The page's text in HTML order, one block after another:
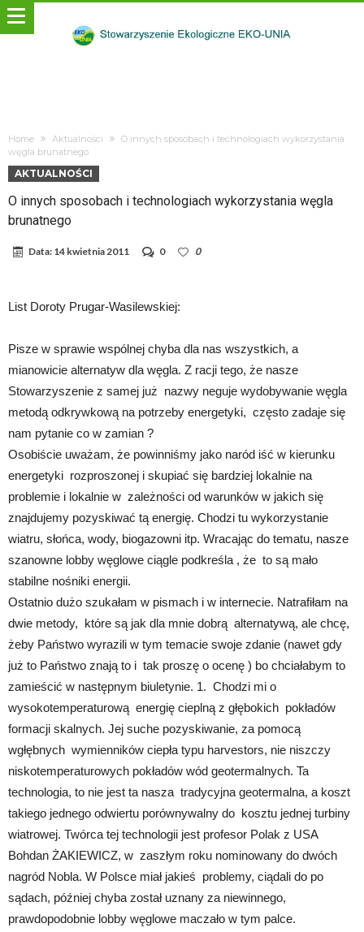
Home Aktualności
O innych sposobach i technologiach wykorzystania
węgla brunatnego
AKTUALNOŚCI
O innych sposobach i technologiach wykorzystania węgla
brunatnego
Data: 14 kwietnia 2011 0 0
List Doroty Prugar-Wasilewskiej:
Pisze w sprawie wspólnej chyba dla nas wszystkich, a
mianowicie alternatyw dla węgla. Z racji tego, że nasze
Stowarzyszenie z samej już nazwy neguje wydobywanie węgla
metodą odkrywkową na potrzeby energetyki, często zadaje się
nam pytanie co w zamian ?
Osobiście uważam, że powinniśmy jako naród iść w kierunku
energetyki rozproszonej i skupiać się bardziej lokalnie na
problemie i lokalnie w zależności od warunków w jakich się
znajdujemy pozyskiwać tą energię. Chodzi tu wykorzystanie
wiatru, słońca, wody, biogazowni itp. Wracając do tematu, nasze
szanowne lobby węglowe ciągle podkreśla , że to są mało
stabilne nośniki energii.
Ostatnio dużo szukałam w pismach i w internecie. Natrafiłam na
dwie metody, które są jak dla mnie dobrą alternatywą, ale chcę,
żeby Państwo wyrazili w tym temacie swoje zdanie (nawet gdy
już to Państwo znają to i tak proszę o ocenę ) bo chciałabym to
zamieścić w następnym biuletynie. 1. Chodzi mi o
wysokotemperaturową energię cieplną z głębokich pokładów
formacji skalnych. Jej suche pozyskiwanie, za pomocą
wgłębnych wymienników ciepła typu harvestors, nie niszczy
niskotemperaturowych pokładów wód geotermalnych. Ta
technologia, to nie jest ta nasza tradycyjna geotermalna, a koszt
takiego jednego odwiertu porównywalny do kosztu jednej turbiny
wiatrowej. Twórca tej technologii jest profesor Polak z USA
Bohdan ŻAKIEWICZ, w zaszłym roku nominowany do dwóch
nagród Nobla. W Polsce miał jakieś problemy, ciądali do po
sądach, później chyba został uznany za niewinnego,
prawdopodobnie lobby węglowe maczało w tym palce.